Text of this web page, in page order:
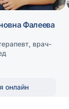
Фалеева
врач-
онлайн